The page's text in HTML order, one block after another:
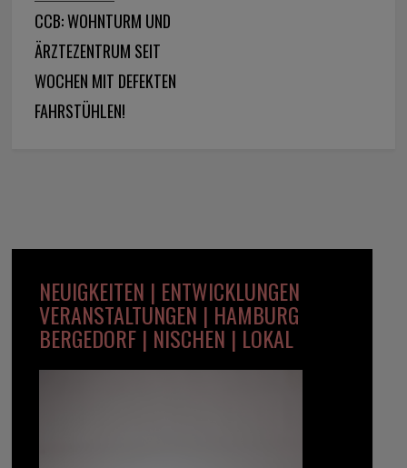
CCB: WOHNTURM UND
ÄRZTEZENTRUM SEIT
WOCHEN MIT DEFEKTEN
FAHRSTÜHLEN!
NEUIGKEITEN | ENTWICKLUNGEN
VERANSTALTUNGEN | HAMBURG
BERGEDORF | NISCHEN | LOKAL